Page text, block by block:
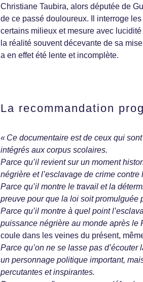
Christiane Taubira, alors députée de
de ce passé douloureux. Il interroge
certains milieux et mesure avec
la réalité souvent décevante de sa
a en effet été lente et incomplète.
La recommandation
« Ce documentaire est de ceux qui
intégrés aux corpus scolaires.
Parce qu’il revient sur un moment
négrière et l’esclavage de crime contre
Parce qu’il montre le travail et la
preuve pour que la loi soit promulguée
Parce qu’il montre à quel point
puissance négrière au monde après le
coule dans les veines du présent,
Parce qu’on ne se lasse pas
un personnage politique important,
percutantes et inspirantes.